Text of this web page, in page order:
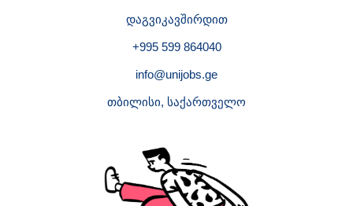
დაგვიკავშირდით
+995 599 864040
info@unijobs.ge
თბილისი, საქართველო